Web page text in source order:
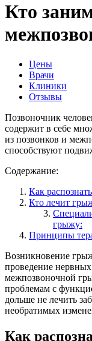
Кто
Цены
Врачи
Клиники
Отзывы
Позвоночник
содержит в себе
из позвонков и
способствуют
Содержание:
Как
Кто лечит
грыжу:
Принципы
Возникновение
проведение
межпозвоночной
проблемам с
дольше не лечить
необратимых
Как